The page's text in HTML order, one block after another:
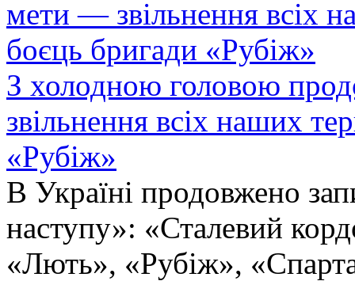
З холодною головою
звільнення всіх наших
«Рубіж»
В Україні продовжено
наступу»: «Сталевий
«Лють», «Рубіж»,